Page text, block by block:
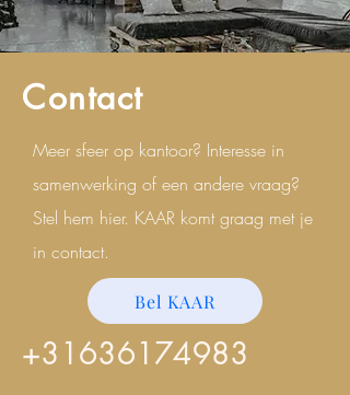
Contact
Meer sfeer op kantoor? Interesse in
samenwerking of een andere vraag?
Stel hem hier. KAAR komt graag met je
in contact.
Bel KAAR
+31636174983